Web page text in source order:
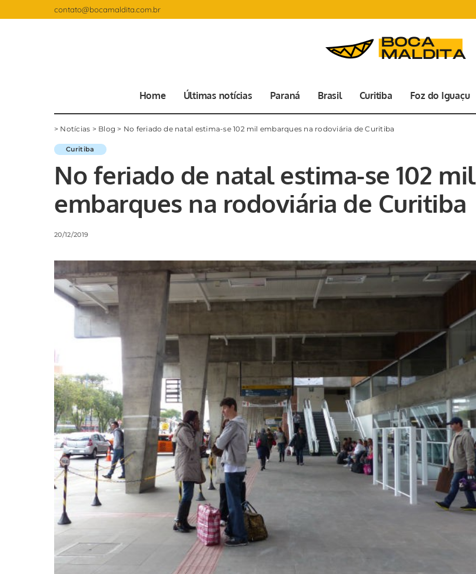
contato@bocamaldita.com.br
Home Últimas notícias Paraná Brasil Curitiba Foz do Iguaçu
> Notícias > Blog > No feriado de natal estima-se 102 mil embarques na rodoviária de Curitiba
Curitiba
No feriado de natal estima-se 102 mil
embarques na rodoviária de Curitiba
20/12/2019